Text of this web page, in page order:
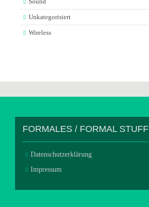
Unkategorisiert
Wireless
FORMALES / FORMAL STUFF
Datenschutzerklärung
Impressum